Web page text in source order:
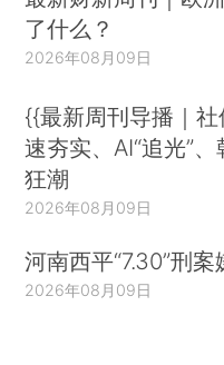
了什么？
2026年08月09日
{{最新周刊导播｜社
速夯实、AI“追光”
狂潮
2026年08月09日
河南西平“7.30”刑案
2026年08月09日